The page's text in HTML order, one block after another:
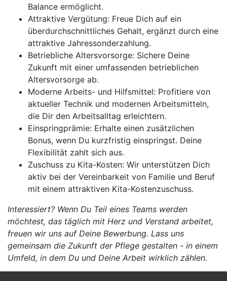
Balance ermöglicht.
Attraktive Vergütung: Freue Dich auf ein
überdurchschnittliches Gehalt, ergänzt durch eine
attraktive Jahressonderzahlung.
Betriebliche Altersvorsorge: Sichere Deine
Zukunft mit einer umfassenden betrieblichen
Altersvorsorge ab.
Moderne Arbeits- und Hilfsmittel: Profitiere von
aktueller Technik und modernen Arbeitsmitteln,
die Dir den Arbeitsalltag erleichtern.
Einspringprämie: Erhalte einen zusätzlichen
Bonus, wenn Du kurzfristig einspringst. Deine
Flexibilität zahlt sich aus.
Zuschuss zu Kita-Kosten: Wir unterstützen Dich
aktiv bei der Vereinbarkeit von Familie und Beruf
mit einem attraktiven Kita-Kostenzuschuss.
Interessiert? Wenn Du Teil eines Teams werden
möchtest, das täglich mit Herz und Verstand arbeitet,
freuen wir uns auf Deine Bewerbung. Lass uns
gemeinsam die Zukunft der Pflege gestalten - in einem
Umfeld, in dem Du und Deine Arbeit wirklich zählen.